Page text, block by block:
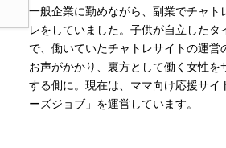
一般企業に勤めながら、副業でチャト
レをしていました。子供が自立したタ
で、働いていたチャトレサイトの運営
お声がかかり、裏方として働く女性を
する側に。現在は、ママ向け応援サイ
ーズジョブ」を運営しています。